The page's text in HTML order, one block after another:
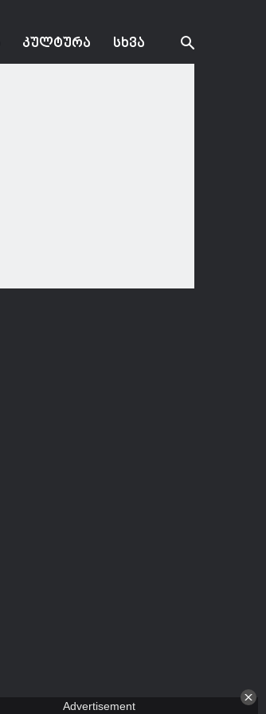
ᲙᲣᲚᲢᲣᲠᲐ ᲡᲮᲕᲐ